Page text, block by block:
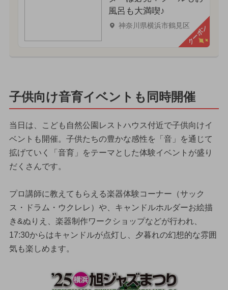
風呂も大満喫♪
神奈川県横浜市鶴見区クーポン
子供向け音育イベントも同時開催
当日は、こども自然公園レストハウス付近で子供向けイ
ベントも開催。子供たちの豊かな感性を「音」を通じて
拡げていく「音育」をテーマとした体験イベントが盛り
だくさんです。
プロ講師に教えてもらえる楽器体験コーナー（サック
ス・ドラム・ウクレレ）や、キャンドルホルダーお絵描
き&ぬりえ、楽器制作ワークショップなどが行われ、
17:30からはキャンドルが点灯し、夕暮れの幻想的な雰囲
気も楽しめます。